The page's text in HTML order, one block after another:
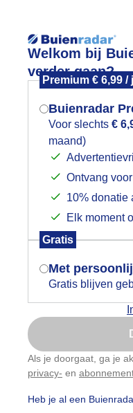
Welkom bij
verder gaan?
Premium € 6,99 /
Buienradar
Voor slechts €
maand)
Ontvang
10% donatie
Elk moment
Gratis
Met
Gratis blijven
Als je doorgaat, ga je
privacy- en
Heb je al een
Foto en
Mogen we je
Indien je hier
gegeven,
je browser
Is
Nu
Gebruik je Safari en
Klikhier